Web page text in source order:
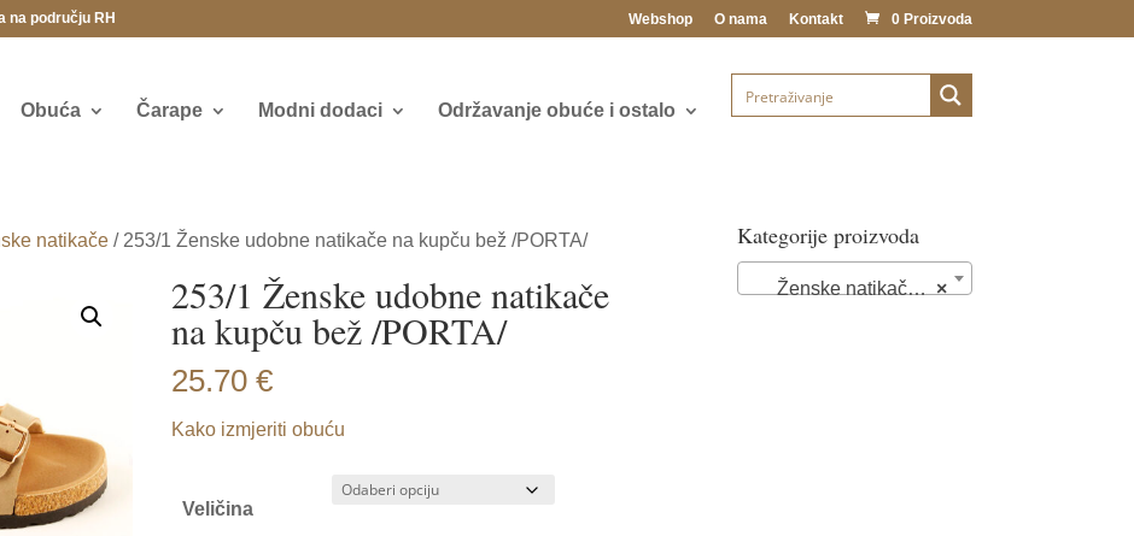
na području RH Webshop O nama Kontakt 0 Proizvoda
Obuća Čarape Modni dodaci Održavanje obuće i ostalo
natikače / 253/1 Ženske udobne natikače na kupču bež /PORTA/
253/1 Ženske udobne natikače
na kupču bež /PORTA/
25.70€
Kako izmjeriti obuću
Veličina
Kategorije proizvoda
×
Ženske natikače (72)